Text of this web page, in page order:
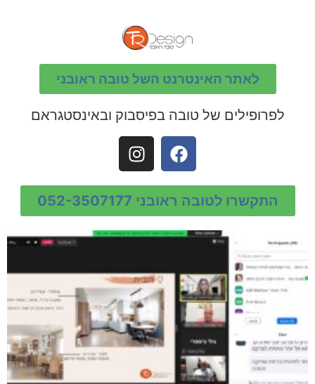
לאתר האינטרנט השל טובה ראובני
לפרופילים של טובה בפיסבוק ובאינסטגראם
התקשרו לטובה ראובני 052-3507177